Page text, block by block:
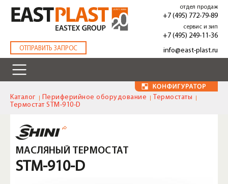
основному
содержанию
ОТПРАВИТЬ ЗАПРОС
отдел продаж
+7 (495) 772-79-89
сервис и зип
+7 (495) 249-11-36
info@east-plast.ru
Каталог Периферийное оборудование
Термостаты
Термостат STM-910-D
МАСЛЯНЫЙ ТЕРМОСТАТ
STM-910-D